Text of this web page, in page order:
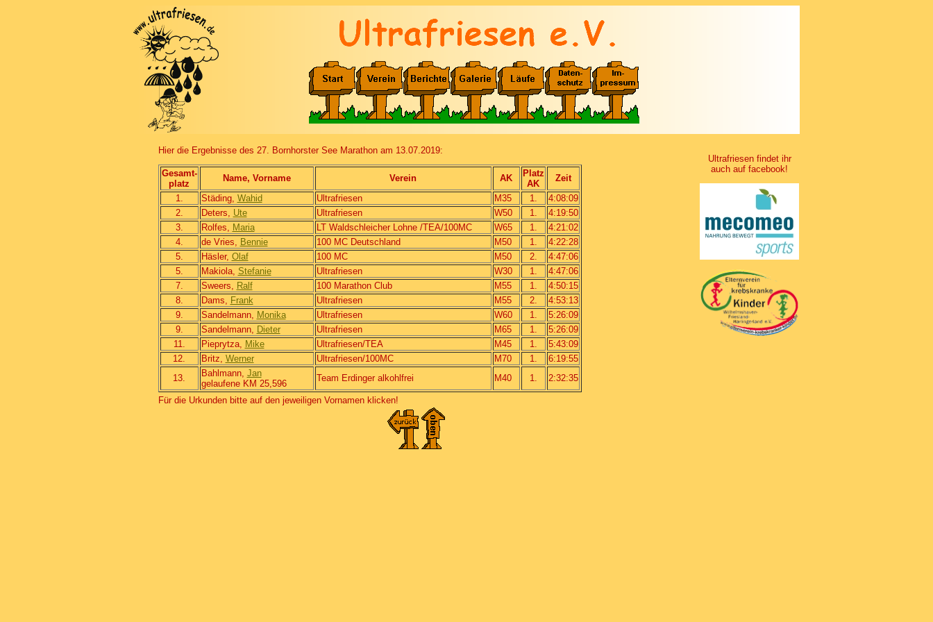
Ultrafriesen findet ihr
auch auf facebook!
Hier die Ergebnisse des 27. Bornhorster See Marathon am 13.07.2019:
Gesamt-
platz
Name, Vorname Verein AK
Platz
AK
Zeit
1.
Städing, Wahid Ultrafriesen M35 1.
4:08:09
2.
Deters, Ute Ultrafriesen W50 1.
4:19:50
3.
Rolfes, Maria LT Waldschleicher Lohne /TEA/100MC W65 1.
4:21:02
4.
de Vries, Bennie 100 MC Deutschland M50 1.
4:22:28
5.
Häsler, Olaf 100 MC M50 2.
4:47:06
5.
Makiola, Stefanie Ultrafriesen W30 1.
4:47:06
7.
Sweers, Ralf 100 Marathon Club M55 1.
4:50:15
8.
Dams, Frank Ultrafriesen M55 2.
4:53:13
9.
Sandelmann, Monika Ultrafriesen W60 1.
5:26:09
9.
Sandelmann, Dieter Ultrafriesen M65 1.
5:26:09
11.
Pieprytza, Mike Ultrafriesen/TEA M45 1.
5:43:09
12.
Britz, Werner Ultrafriesen/100MC M70 1.
6:19:55
13.
Bahlmann, Jan
gelaufene KM 25,596
Team Erdinger alkohlfrei M40 1. 2:32:35
Für die Urkunden bitte auf den jeweiligen Vornamen klicken!